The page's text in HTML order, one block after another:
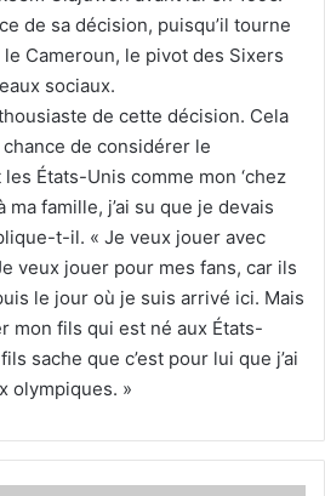
de sa décision, puisqu’il tourne
Cameroun, le pivot des Sixers
sociaux.
de cette décision. Cela
chance de considérer le
États-Unis comme mon ‘chez
ma famille, j’ai su que je devais
t-il. « Je veux jouer avec
veux jouer pour mes fans, car ils
le jour où je suis arrivé ici. Mais
mon fils qui est né aux États-
sache que c’est pour lui que j’ai
olympiques. »